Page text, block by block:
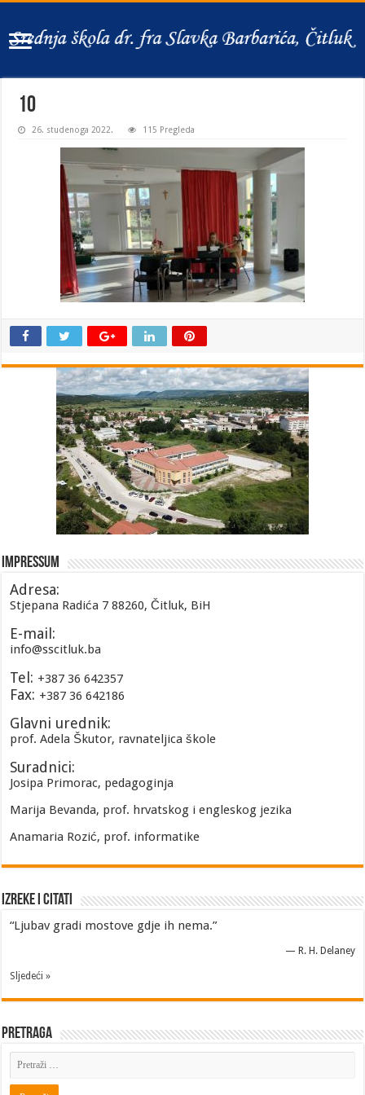
10
26. studenoga 2022. 115 Pregleda
Impressum
Adresa:
Stjepana Radića 7 88260, Čitluk, BiH
E-mail:
info@sscitluk.ba
Tel: +387 36 642357
Fax: +387 36 642186
Glavni urednik:
prof. Adela Škutor, ravnateljica škole
Suradnici:
Josipa Primorac, pedagoginja
Marija Bevanda, prof. hrvatskog i engleskog jezika
Anamaria Rozić, prof. informatike
Izreke i Citati
“Ljubav gradi mostove gdje ih nema.”
— R. H. Delaney
Sljedeći »
Pretraga